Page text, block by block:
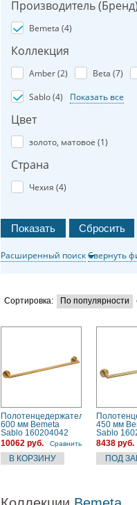
Производитель (Бренд)
Bemeta (4)
Коллекция
Amber (2) Beta (7)
Sablo (4) Показать все
Цвет
золото, матовое (1)
Страна
Чехия (4)
Расширенный поискСвернуть
Сортировка: По популярности
Полотенцедержатель
600 мм Bemeta
Sablo 160204042
10062 руб.
Сравнить
450 мм
Sablo
8438 руб.